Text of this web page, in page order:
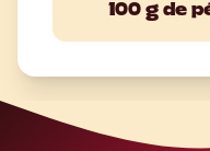
100 g de